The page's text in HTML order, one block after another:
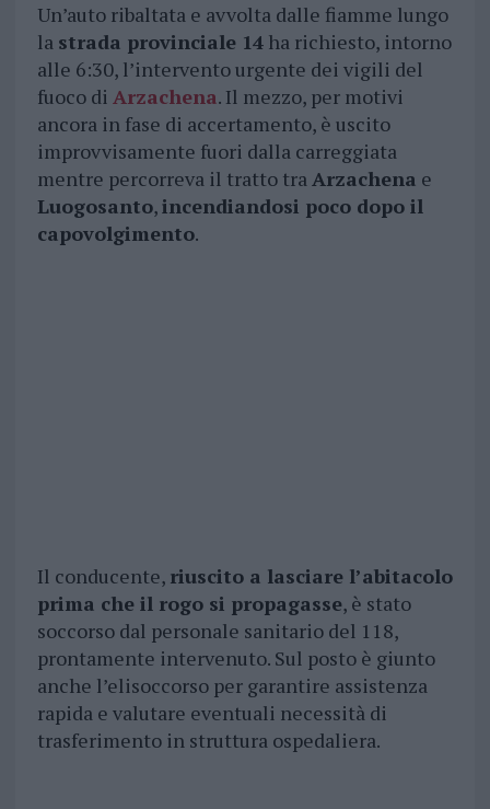
Un’auto ribaltata e avvolta dalle fiamme lungo
la strada provinciale 14ha richiesto, intorno
alle 6:30, l’intervento urgente dei vigili del
fuoco di Arzachena. Il mezzo, per motivi
ancora in fase di accertamento, è uscito
improvvisamente fuori dalla carreggiata
mentre percorreva il tratto traArzachena e
Luogosanto,incendiandosi poco dopo il
capovolgimento.
Il conducente, riuscito a lasciare l’abitacolo
prima che il rogo si propagasse, è stato
soccorso dal personale sanitario del 118,
prontamente intervenuto. Sul posto è giunto
anche l’elisoccorso per garantire assistenza
rapida e valutare eventuali necessità di
trasferimento in struttura ospedaliera.